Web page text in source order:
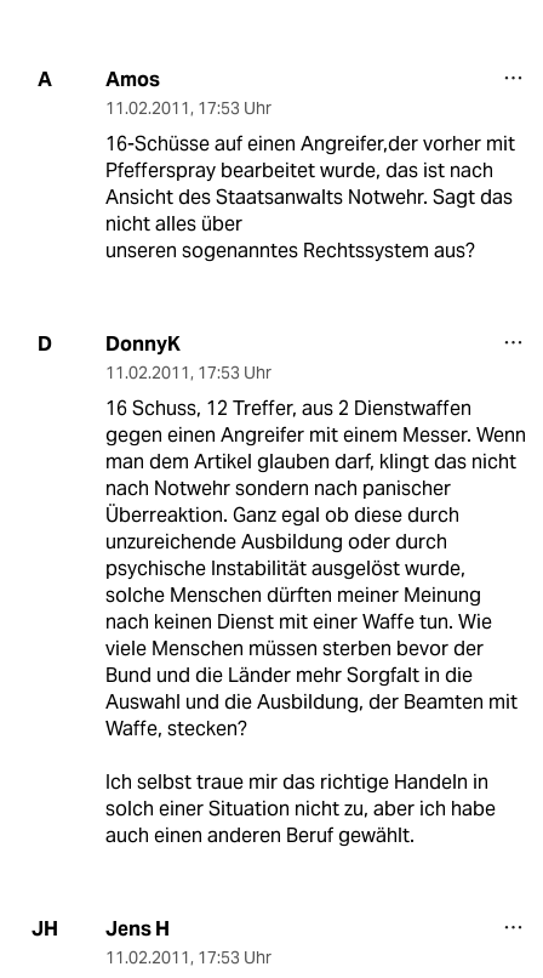
A Amos
11.02.2011, 17:53 Uhr
16-Schüsse auf einen Angreifer,der vorher mit
Pfefferspray bearbeitet wurde, das ist nach
Ansicht des Staatsanwalts Notwehr. Sagt das
nicht alles über
unseren sogenanntes Rechtssystem aus?
D DonnyK
11.02.2011, 17:53 Uhr
16 Schuss, 12 Treffer, aus 2 Dienstwaffen
gegen einen Angreifer mit einem Messer. Wenn
man dem Artikel glauben darf, klingt das nicht
nach Notwehr sondern nach panischer
Überreaktion. Ganz egal ob diese durch
unzureichende Ausbildung oder durch
psychische Instabilität ausgelöst wurde,
solche Menschen dürften meiner Meinung
nach keinen Dienst mit einer Waffe tun. Wie
viele Menschen müssen sterben bevor der
Bund und die Länder mehr Sorgfalt in die
Auswahl und die Ausbildung, der Beamten mit
Waffe, stecken?
Ich selbst traue mir das richtige Handeln in
solch einer Situation nicht zu, aber ich habe
auch einen anderen Beruf gewählt.
JH Jens H
11.02.2011, 17:53 Uhr